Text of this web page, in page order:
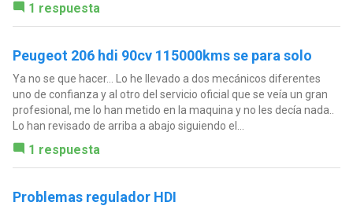
1 respuesta
Peugeot 206 hdi 90cv 115000kms se para solo
Ya no se que hacer... Lo he llevado a dos mecánicos diferentes
uno de confianza y al otro del servicio oficial que se veía un gran
profesional, me lo han metido en la maquina y no les decía nada..
Lo han revisado de arriba a abajo siguiendo el...
1 respuesta
Problemas regulador HDI